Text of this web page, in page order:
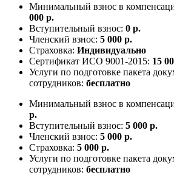
Минимальный взнос в
000 р.
Вступительный взнос: 0 р.
Членский взнос: 5 000 р.
Страховка: Индивидуально
Сертификат ИСО 9001-2015: 15
Услуги по подготовке пакета
сотрудников: бесплатно
Минимальный взнос в
р.
Вступительный взнос: 5 000 р.
Членский взнос: 5 000 р.
Страховка: 5 000 р.
Услуги по подготовке пакета
сотрудников: бесплатно